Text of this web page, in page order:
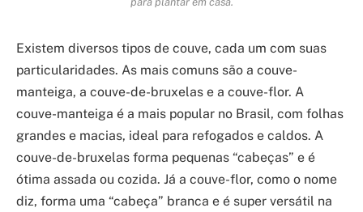
Existem diversos tipos de couve, cada um com suas
particularidades. As mais comuns são a couve-
manteiga, a couve-de-bruxelas e a couve-flor. A
couve-manteiga é a mais popular no Brasil, com folhas
grandes e macias, ideal para refogados e caldos. A
couve-de-bruxelas forma pequenas “cabeças” e é
ótima assada ou cozida. Já a couve-flor, como o nome
diz, forma uma “cabeça” branca e é super versátil na